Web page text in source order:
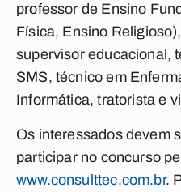
professor de Ensino
Física, Ensino
supervisor educacional,
SMS, técnico em
Informática, tratorista e
Os interessados devem
participar no concurso
www.consulttec.com.br.